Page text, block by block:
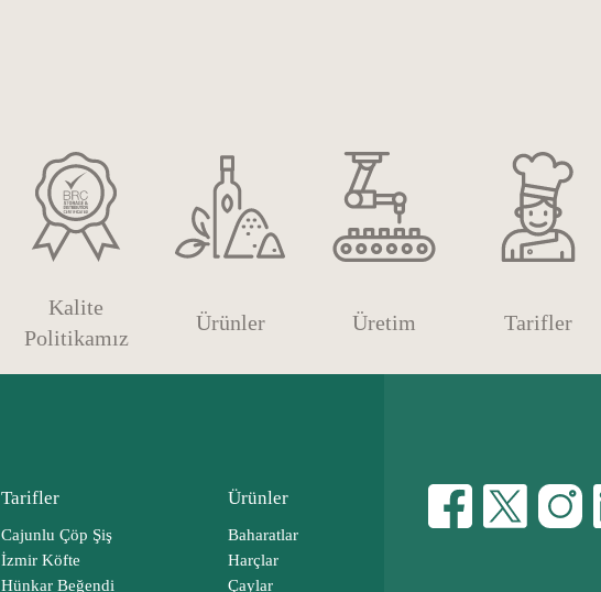
Kalite
Politikamız
Ürünler Üretim Tarifler
Tarifler
Cajunlu Çöp Şiş
İzmir Köfte
Hünkar Beğendi
Ürünler
Baharatlar
Harçlar
Çaylar